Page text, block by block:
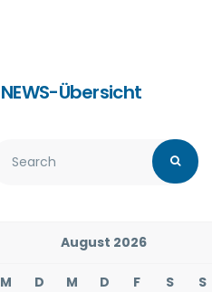
NEWS-Übersicht
August 2026
M D M D F S S